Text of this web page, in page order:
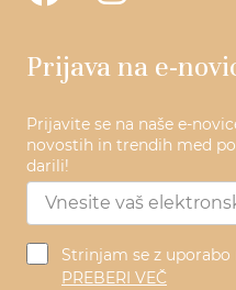
Prijava na e-
Prijavite se na naše e-
novostih in trendih med
darili!
Strinjam se z
PREBERI VEČ